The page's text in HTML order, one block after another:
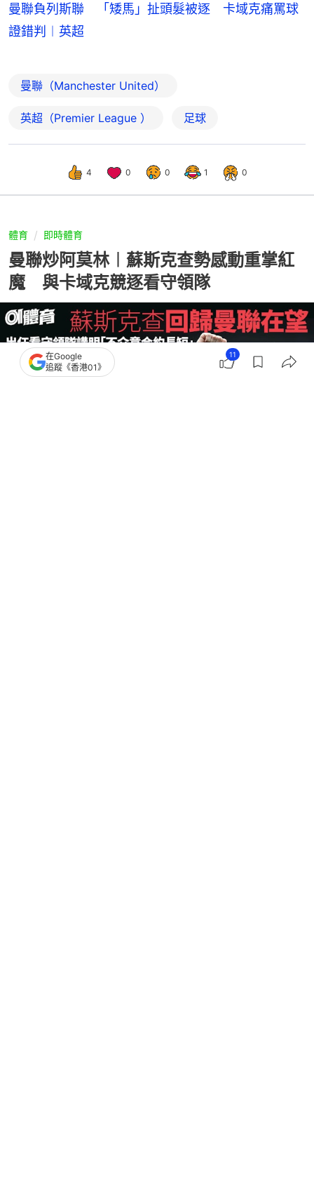
曼聯負列斯聯 「矮馬」扯頭髮被逐 卡域克痛罵球
證錯判︱英超
曼聯（Manchester United）
英超（Premier League ） 足球
4 0 0 1 0
體育 即時體育
曼聯炒阿莫林︱蘇斯克查勢感動重掌紅
魔 與卡域克競逐看守領隊
在Google
追蹤《香港01》
11